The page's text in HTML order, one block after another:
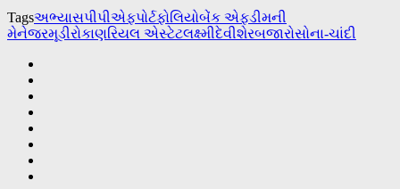
Tagsઅભ્યાસપીપીએફપોર્ટફોલિયોબેંક એફડીમની
મેનેજરમૂડીરોકાણરિયલ એસ્ટેટલક્ષ્મીદેવીશેરબજારોસોના-ચાંદી